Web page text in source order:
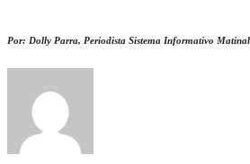
Por: Dolly Parra, Periodista Sistema Informativo